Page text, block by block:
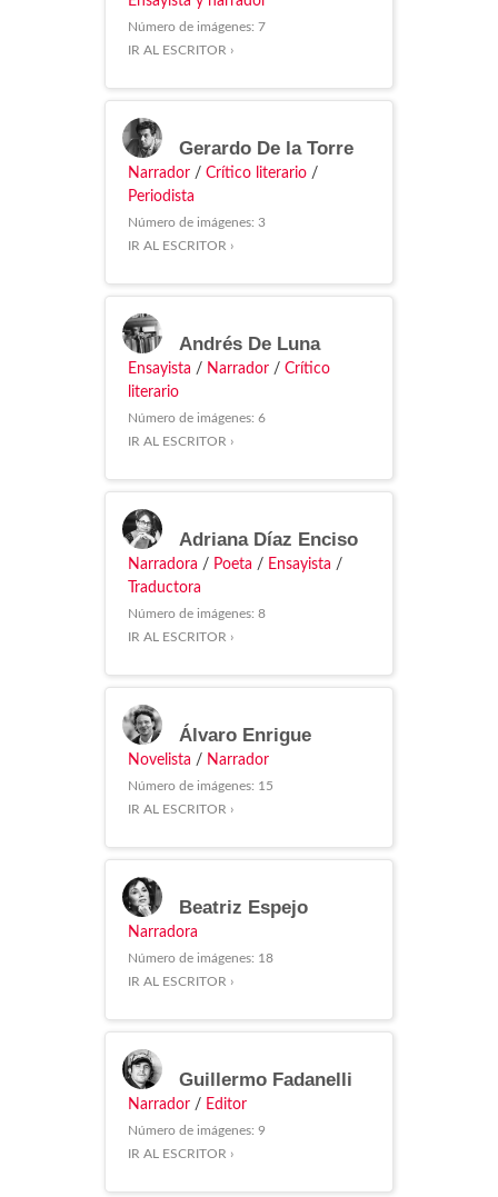
Número de imágenes: 7
IR AL ESCRITOR ›
Gerardo De la Torre
Narrador / Crítico literario /
Periodista
Número de imágenes: 3
IR AL ESCRITOR ›
Andrés De Luna
Ensayista / Narrador / Crítico
literario
Número de imágenes: 6
IR AL ESCRITOR ›
Adriana Díaz Enciso
Narradora / Poeta / Ensayista /
Traductora
Número de imágenes: 8
IR AL ESCRITOR ›
Álvaro Enrigue
Novelista / Narrador
Número de imágenes: 15
IR AL ESCRITOR ›
Beatriz Espejo
Narradora
Número de imágenes: 18
IR AL ESCRITOR ›
Guillermo Fadanelli
Narrador / Editor
Número de imágenes: 9
IR AL ESCRITOR ›